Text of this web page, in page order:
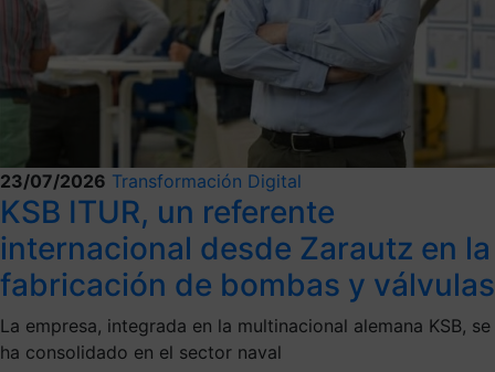
23/07/2026 Transformación Digital
KSB ITUR, un referente
internacional desde Zarautz en la
fabricación de bombas y válvulas
La empresa, integrada en la multinacional alemana KSB, se
ha consolidado en el sector naval